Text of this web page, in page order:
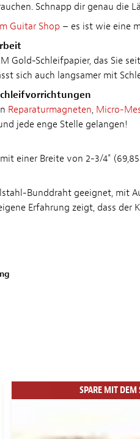
Schnapp dir genau
Guitar Shop– es ist wie eine
Gold-Schleifpapier, das Sie
sich auch langsamer mit
Reparaturmagneten, Micro-
jede enge Stelle gelangen!
einer Breite von 2-3/4"
Bunddraht geeignet, mit
Erfahrung zeigt, dass
SPARE MIT DEM